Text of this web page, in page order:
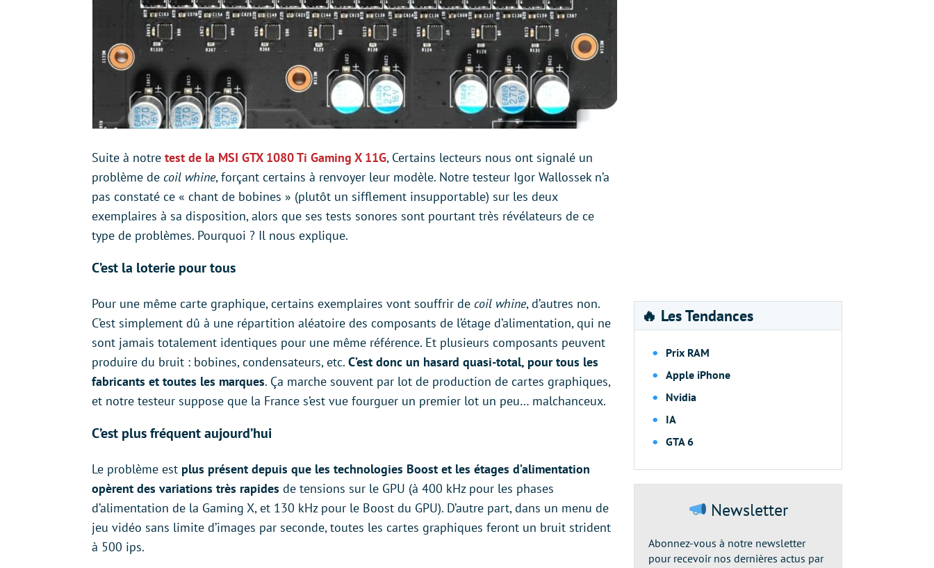
Suite à notre test de la MSI GTX 1080 Ti Gaming X 11G, Certains lecteurs nous ont signalé un
problème de coil whine, forçant certains à renvoyer leur modèle. Notre testeur Igor Wallossek n’a
pas constaté ce « chant de bobines » (plutôt un sifflement insupportable) sur les deux
exemplaires à sa disposition, alors que ses tests sonores sont pourtant très révélateurs de ce
type de problèmes. Pourquoi ? Il nous explique.
C’est la loterie pour tous
Pour une même carte graphique, certains exemplaires vont souffrir de coil whine, d’autres non.
C’est simplement dû à une répartition aléatoire des composants de l’étage d’alimentation, qui ne
sont jamais totalement identiques pour une même référence. Et plusieurs composants peuvent
produire du bruit : bobines, condensateurs, etc. C’est donc un hasard quasi-total, pour tous les
fabricants et toutes les marques. Ça marche souvent par lot de production de cartes graphiques,
et notre testeur suppose que la France s’est vue fourguer un premier lot un peu… malchanceux.
C’est plus fréquent aujourd’hui
Le problème est plus présent depuis que les technologies Boost et les étages d’alimentation
opèrent des variations très rapides de tensions sur le GPU (à 400 kHz pour les phases
d’alimentation de la Gaming X, et 130 kHz pour le Boost du GPU). D’autre part, dans un menu de
jeu vidéo sans limite d’images par seconde, toutes les cartes graphiques feront un bruit strident
à 500 ips.
🔥 Les Tendances
Prix RAM
Apple iPhone
Nvidia
IA
GTA 6
Newsletter
Abonnez-vous à notre newsletter
pour recevoir nos dernières actus par